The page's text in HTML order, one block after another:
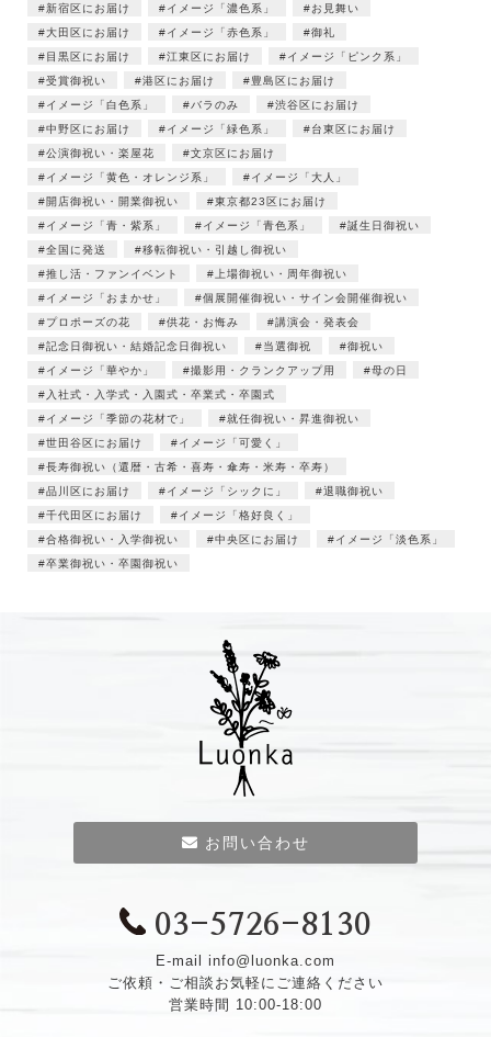
新宿区にお届け イメージ「濃色系」
お見舞い
大田区にお届け
イメージ「赤色系」
御礼
目黒区にお届け
江東区にお届け
イメージ「ピンク系」
受賞御祝い
港区にお届け
豊島区にお届け
イメージ「白色系」
バラのみ
渋谷区にお届け
中野区にお届け
イメージ「緑色系」
台東区にお届け
公演御祝い・楽屋花
文京区にお届け
イメージ「黄色・オレンジ系」
イメージ「大人」
開店御祝い・開業御祝い
東京都23区にお届け
イメージ「青・紫系」
イメージ「青色系」
誕生日御祝い
全国に発送
移転御祝い・引越し御祝い
推し活・ファンイベント
上場御祝い・周年御祝い
イメージ「おまかせ」
個展開催御祝い・サイン会開催御祝い
プロポーズの花
供花・お悔み
講演会・発表会
記念日御祝い・結婚記念日御祝い
当選御祝
御祝い
イメージ「華やか」
撮影用・クランクアップ用
母の日
入社式・入学式・入園式・卒業式・卒園式
イメージ「季節の花材で」
就任御祝い・昇進御祝い
世田谷区にお届け
イメージ「可愛く」
長寿御祝い（還暦・古希・喜寿・傘寿・米寿・卒寿）
品川区にお届け
イメージ「シックに」
退職御祝い
千代田区にお届け
イメージ「格好良く」
合格御祝い・入学御祝い
中央区にお届け
イメージ「淡色系」
卒業御祝い・卒園御祝い
お問い合わせ
03-5726-8130
E-mail info@luonka.com
ご依頼・ご相談お気軽にご連絡ください
営業時間 10:00-18:00